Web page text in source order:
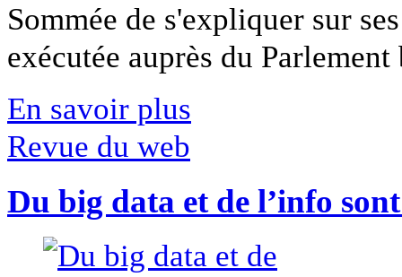
Sommée de s'expliquer sur
exécutée auprès du
En savoir plus
Revue du web
Du big data et de l’info